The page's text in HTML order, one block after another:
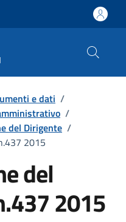
e dati /
/
del Dirigente /
2015
del
2015